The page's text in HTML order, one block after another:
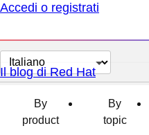
Accedi o registrati
Cambia
lingua
Il blog di Red Hat
By
product
By
topic